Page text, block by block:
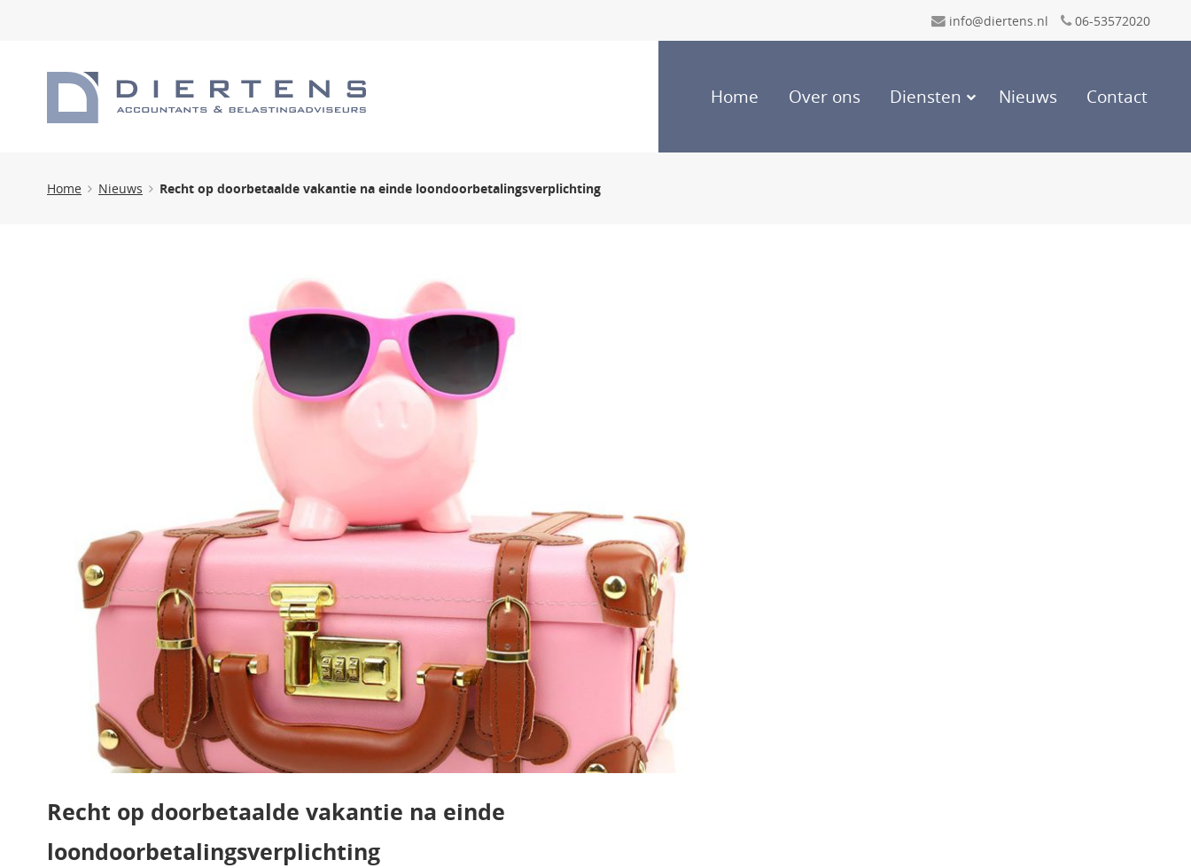
info@diertens.nl 06-53572020
Home Over ons Diensten Nieuws Contact
Home Nieuws Recht op doorbetaalde vakantie na einde loondoorbetalingsverplichting
Recht op doorbetaalde vakantie na einde
loondoorbetalingsverplichting